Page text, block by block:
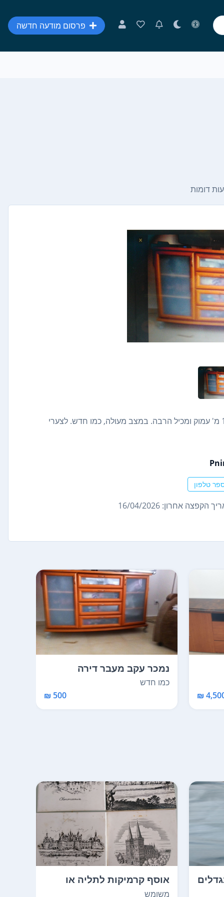
פרסום מודעה חדשה
דומות
מזנון שיכול לשמש כשידה לחדר שינה או לפינה בבית. אורך 1.20 מ' עמוק ומכיל הרבה. במצב מעולה, כמו חדש. לצערי
טלפון
הקפצה אחרון: 16/04/2026
4,500
נמכר עקב מעבר דירה
כמו חדש
500 ₪
אוסף קרמיקות לתליה או
לשימוש אחר. כל קרמ...
משומש